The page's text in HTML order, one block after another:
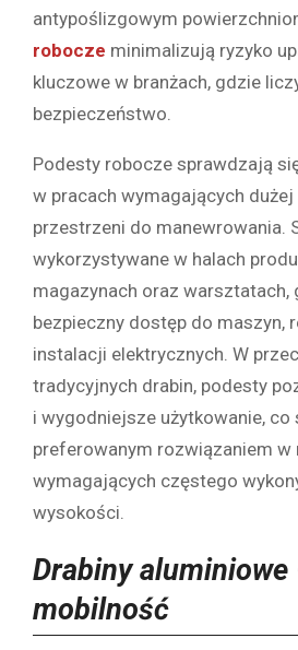
antypoślizgowym
robocze minimalizują ryzyko
kluczowe w branżach, gdzie
bezpieczeństwo.
Podesty robocze sprawdzają
w pracach wymagających
przestrzeni do manewrowania.
wykorzystywane w halach
magazynach oraz warsztatach,
bezpieczny dostęp do maszyn,
instalacji elektrycznych. W
tradycyjnych drabin, podesty
i wygodniejsze użytkowanie, co
preferowanym rozwiązaniem w
wymagających częstego
wysokości.
Drabiny
mobilność